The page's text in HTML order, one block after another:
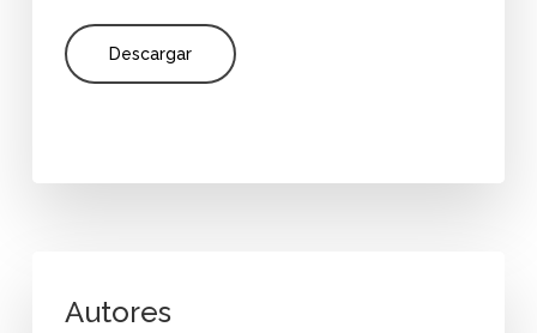
Descargar
Autores